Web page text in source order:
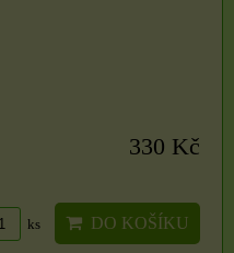
330 Kč
ks DO KOŠÍKU